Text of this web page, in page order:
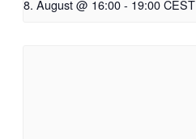
8. August @ 16:00- 19:00CEST